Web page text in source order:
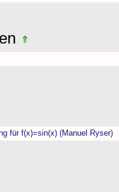
für f(x)=sin(x) (Manuel Ryser)